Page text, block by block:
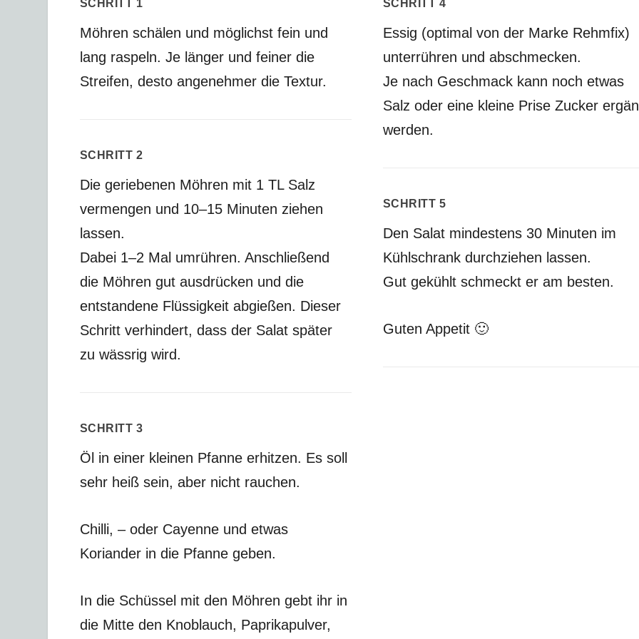
SCHRITT 1
Möhren schälen und möglichst fein und
lang raspeln. Je länger und feiner die
Streifen, desto angenehmer die Textur.
SCHRITT 2
Die geriebenen Möhren mit 1 TL Salz
vermengen und 10–15 Minuten ziehen
lassen.
Dabei 1–2 Mal umrühren. Anschließend
die Möhren gut ausdrücken und die
entstandene Flüssigkeit abgießen. Dieser
Schritt verhindert, dass der Salat später
zu wässrig wird.
SCHRITT 3
Öl in einer kleinen Pfanne erhitzen. Es soll
sehr heiß sein, aber nicht rauchen.
Chilli, – oder Cayenne und etwas
Koriander in die Pfanne geben.
In die Schüssel mit den Möhren gebt ihr in
die Mitte den Knoblauch, Paprikapulver,
SCHRITT 4
Essig (optimal von der Marke Rehmfix)
unterrühren und abschmecken.
Je nach Geschmack kann noch etwas
Salz oder eine kleine Prise Zucker
werden.
SCHRITT 5
Den Salat mindestens 30 Minuten im
Kühlschrank durchziehen lassen.
Gut gekühlt schmeckt er am besten.
Guten Appetit 🙂